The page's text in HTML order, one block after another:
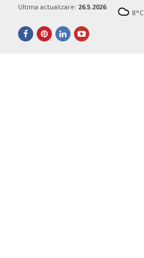
Ultima actualizare: 26.5.2026
8°C